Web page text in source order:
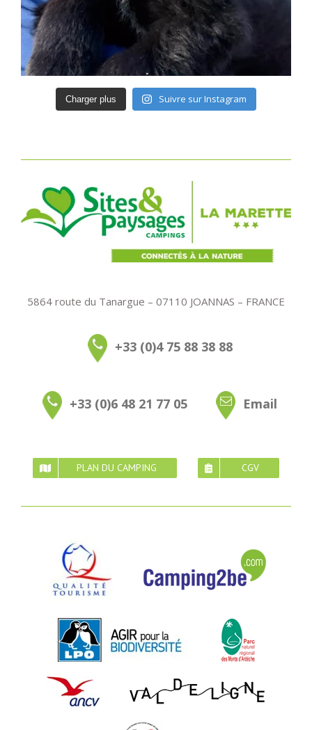
Charger plus Suivre sur Instagram
5864 route du Tanargue – 07110 JOANNAS – FRANCE
+33 (0)4 75 88 38 88
+33 (0)6 48 21 77 05 Email
PLAN DU CAMPING CGV